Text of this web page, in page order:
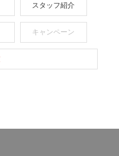
スタッフ紹介
キャンペーン